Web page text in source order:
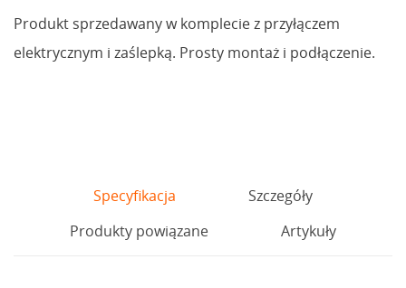
Produkt sprzedawany w komplecie z przyłączem
elektrycznym i zaślepką. Prosty montaż i podłączenie.
Specyfikacja
Szczegóły
Produkty powiązane
Artykuły